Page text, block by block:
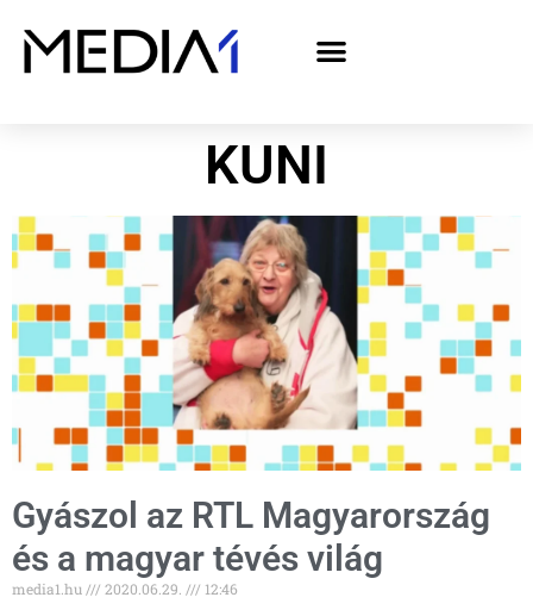
KUNI
Gyászol az RTL Magyarország
és a magyar tévés világ
media1.hu 2020.06.29. 12:46